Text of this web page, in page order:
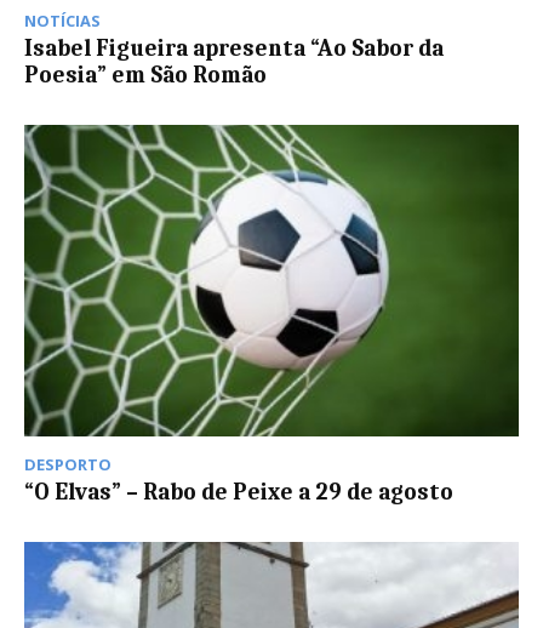
NOTÍCIAS
Isabel Figueira apresenta “Ao Sabor da
Poesia” em São Romão
DESPORTO
“O Elvas” – Rabo de Peixe a 29 de agosto